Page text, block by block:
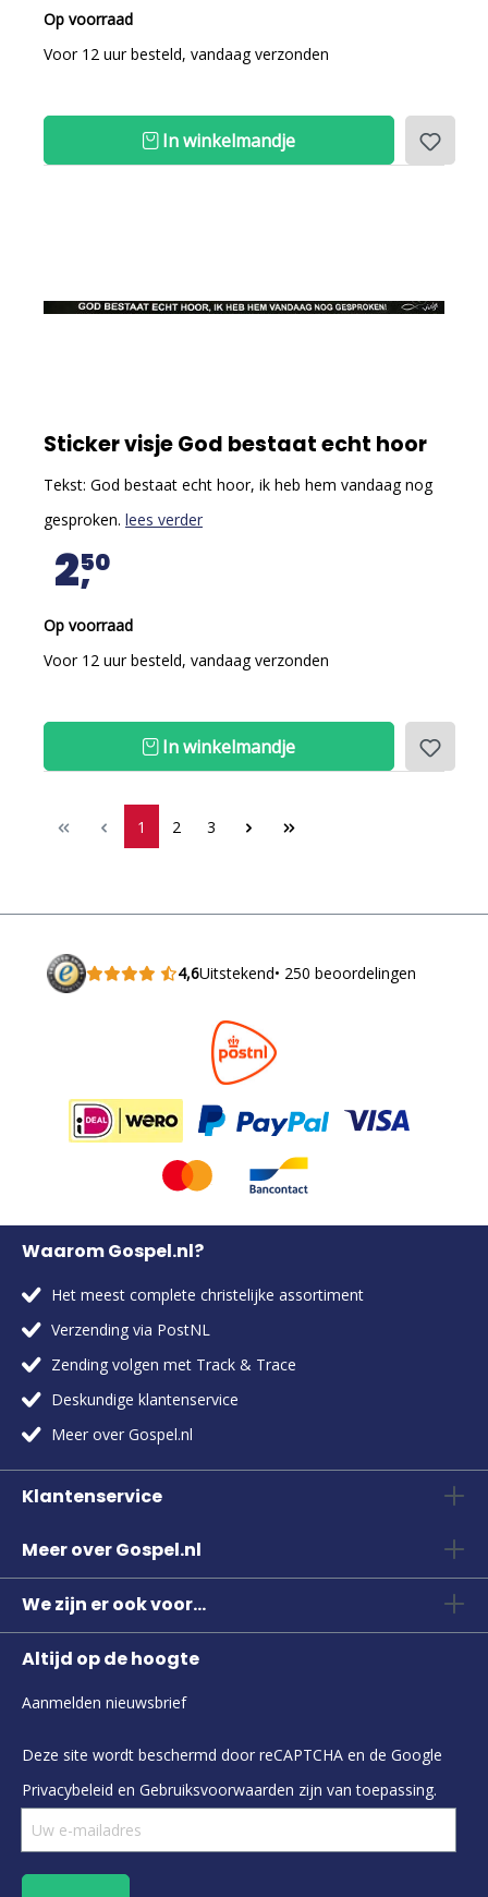
Op voorraad
Voor 12 uur besteld, vandaag verzonden
In winkelmandje
Sticker visje God bestaat echt hoor
Tekst: God bestaat echt hoor, ik heb hem vandaag nog
gesproken. lees verder
250
Op voorraad
Voor 12 uur besteld, vandaag verzonden
In winkelmandje
1 2 3
4,6Uitstekend• 250 beoordelingen
Waarom Gospel.nl?
Het meest complete christelijke assortiment
Verzending via PostNL
Zending volgen met Track & Trace
Deskundige klantenservice
Meer over Gospel.nl
Klantenservice
Meer over Gospel.nl
We zijn er ook voor...
Altijd op de hoogte
Aanmelden nieuwsbrief
Deze site wordt beschermd door reCAPTCHA en de Google
Privacybeleid en Gebruiksvoorwaarden zijn van toepassing.